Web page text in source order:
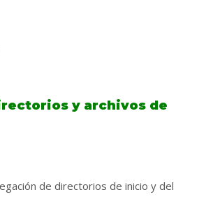
y archivos de
de directorios de inicio y del